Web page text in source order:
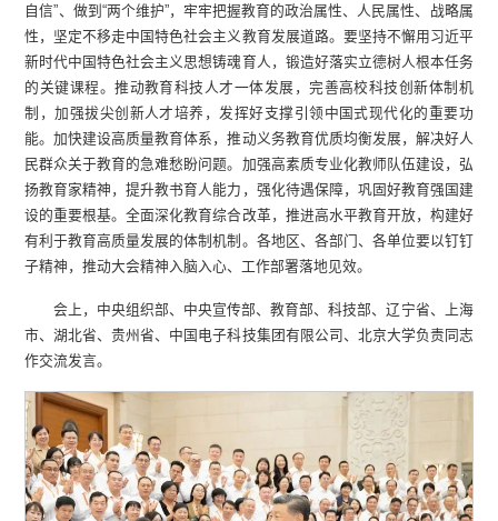
自信”、做到“两个维护”，牢牢把握教育的政治属性、人民属性、战略属
性，坚定不移走中国特色社会主义教育发展道路。要坚持不懈用习近平
新时代中国特色社会主义思想铸魂育人，锻造好落实立德树人根本任务
的关键课程。推动教育科技人才一体发展，完善高校科技创新体制机
制，加强拔尖创新人才培养，发挥好支撑引领中国式现代化的重要功
能。加快建设高质量教育体系，推动义务教育优质均衡发展，解决好人
民群众关于教育的急难愁盼问题。加强高素质专业化教师队伍建设，弘
扬教育家精神，提升教书育人能力，强化待遇保障，巩固好教育强国建
设的重要根基。全面深化教育综合改革，推进高水平教育开放，构建好
有利于教育高质量发展的体制机制。各地区、各部门、各单位要以钉钉
子精神，推动大会精神入脑入心、工作部署落地见效。
会上，中央组织部、中央宣传部、教育部、科技部、辽宁省、上海
市、湖北省、贵州省、中国电子科技集团有限公司、北京大学负责同志
作交流发言。